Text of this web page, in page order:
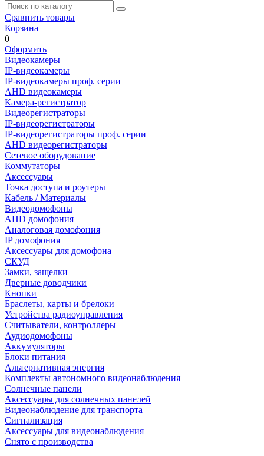
Сравнить товары
Корзина
0
Оформить
Видеокамеры
IP-видеокамеры
IP-видеокамеры проф. серии
AHD видеокамеры
Камера-регистратор
Видеорегистраторы
IP-видеорегистраторы
IP-видеорегистраторы проф. серии
AHD видеорегистраторы
Сетевое оборудование
Коммутаторы
Аксессуары
Точка доступа и роутеры
Кабель / Материалы
Видеодомофоны
AHD домофония
Аналоговая домофония
IP домофония
Аксессуары для домофона
СКУД
Замки, защелки
Дверные доводчики
Кнопки
Браслеты, карты и брелоки
Устройства радиоуправления
Считыватели, контроллеры
Аудиодомофоны
Аккумуляторы
Блоки питания
Альтернативная энергия
Комплекты автономного видеонаблюдения
Солнечные панели
Аксессуары для солнечных панелей
Видеонаблюдение для транспорта
Сигнализация
Аксессуары для видеонаблюдения
Снято с производства